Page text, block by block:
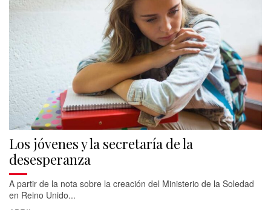
Los jóvenes y la secretaría de la
desesperanza
A partir de la nota sobre la creación del Ministerio de la Soledad
en Reino Unido...